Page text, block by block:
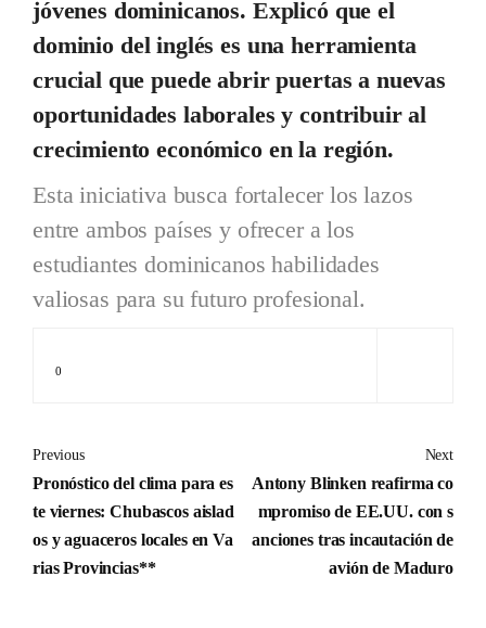
jóvenes dominicanos. Explicó que el
dominio del inglés es una herramienta
crucial que puede abrir puertas a nuevas
oportunidades laborales y contribuir al
crecimiento económico en la región.
Esta iniciativa busca fortalecer los lazos
entre ambos países y ofrecer a los
estudiantes dominicanos habilidades
valiosas para su futuro profesional.
0
Previous
Pronóstico del clima para es
te viernes: Chubascos aislad
os y aguaceros locales en Va
rias Provincias**
Next
Antony Blinken reafirma co
mpromiso de EE.UU. con s
anciones tras incautación de
avión de Maduro